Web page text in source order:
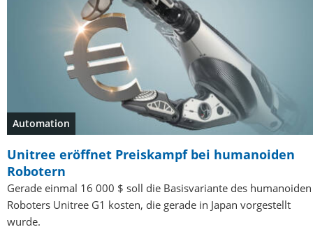
Automation
Unitree eröffnet Preiskampf bei humanoiden
Robotern
Gerade einmal 16 000 $ soll die Basisvariante des humanoiden
Roboters Unitree G1 kosten, die gerade in Japan vorgestellt
wurde.